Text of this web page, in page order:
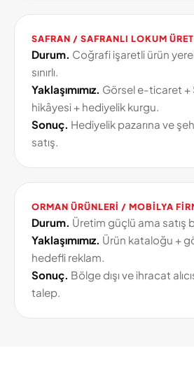
SAFRAN / SAFRANLI LOKUM
Durum. Coğrafi işaretli ürün
sınırlı.
Yaklaşımımız. Görsel e-ticaret +
hikâyesi + hediyelik kurgu.
Sonuç. Hediyelik pazarına ve
satış.
ORMAN ÜRÜNLERI / MOBILYA
Durum. Üretim güçlü ama satış
Yaklaşımımız. Ürün kataloğu +
hedefli reklam.
Sonuç. Bölge dışı ve ihracat
talep.